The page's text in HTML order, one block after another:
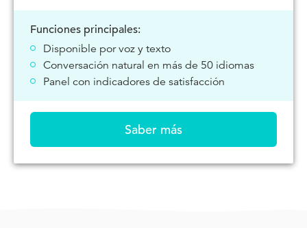
Funciones principales:
Disponible por voz y texto
Conversación natural en más de 50 idiomas
Panel con indicadores de satisfacción
Saber más